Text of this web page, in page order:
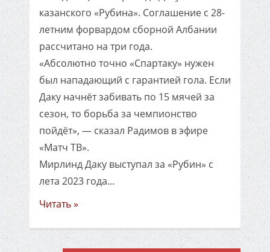
казанского «Рубина». Соглашение с 28-
летним форвардом сборной Албании
рассчитано на три года.
«Абсолютно точно «Спартаку» нужен
был нападающий с гарантией гола. Если
Даку начнёт забивать по 15 мячей за
сезон, то борьба за чемпионство
пойдёт», — сказал Радимов в эфире
«Матч ТВ».
Мирлинд Даку выступал за «Рубин» с
лета 2023 года...
Читать »